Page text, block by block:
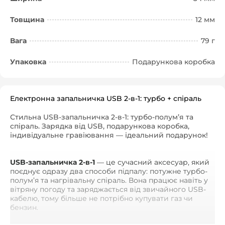
Товщина 12 мм
Вага 79 г
Упаковка Подарункова коробка
Електронна запальничка USB 2-в-1: турбо + спіраль
Стильна USB-запальничка 2-в-1: турбо-полум’я та
спіраль. Зарядка від USB, подарункова коробка,
індивідуальне гравіювання — ідеальний подарунок!
USB-запальничка 2-в-1 — це сучасний аксесуар, який
поєднує одразу два способи підпалу: потужне турбо-
полум’я та нагрівальну спіраль. Вона працює навіть у
вітряну погоду та заряджається від звичайного USB-
кабелю, тому більше не потрібно купувати газ чи
бензин.